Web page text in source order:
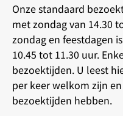
Onze standaard
met zondag van 14.30
zondag en feestdagen
10.45 tot 11.30 uur.
bezoektijden. U leest
per keer welkom zijn
bezoektijden hebben.